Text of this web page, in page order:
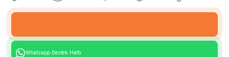
Whatsapp Destek Hattı